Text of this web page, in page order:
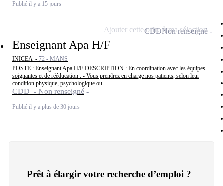
Publié il y a 15 jours
Enseignant Apa H/F
INICEA - 72 - MANS
POSTE : Enseignant Apa H/F DESCRIPTION : En coordination avec les équipes
soignantes et de rééducation : - Vous prendrez en charge nos patients, selon leur
condition physique, psychologique ou...
CDD - Non renseigné
Publié il y a plus de 30 jours
CDDNon renseigné
Ajouter cette offre à ma sélection
Prêt à élargir votre recherche d’emploi ?